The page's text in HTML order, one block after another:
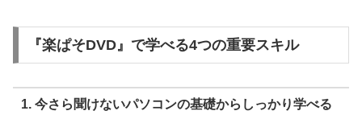
『楽ぱそDVD』で学べる4つの重要スキル
1. 今さら聞けないパソコンの基礎からしっかり学べる